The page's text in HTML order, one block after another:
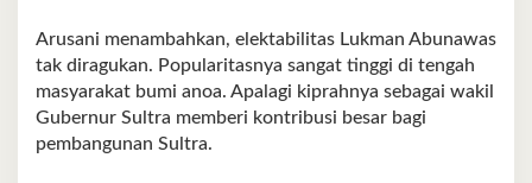
Arusani menambahkan, elektabilitas Lukman Abunawas
tak diragukan. Popularitasnya sangat tinggi di tengah
masyarakat bumi anoa. Apalagi kiprahnya sebagai wakil
Gubernur Sultra memberi kontribusi besar bagi
pembangunan Sultra.